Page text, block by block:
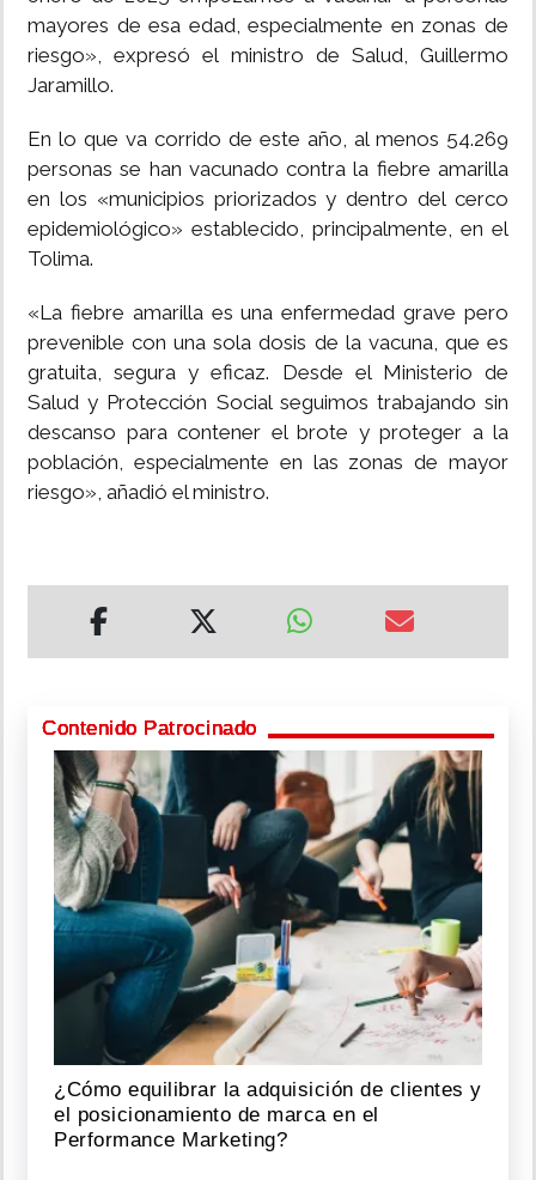
mayores de esa edad, especialmente en zonas de
riesgo», expresó el ministro de Salud, Guillermo
Jaramillo.
En lo que va corrido de este año, al menos 54.269
personas se han vacunado contra la fiebre amarilla
en los «municipios priorizados y dentro del cerco
epidemiológico» establecido, principalmente, en el
Tolima.
«La fiebre amarilla es una enfermedad grave pero
prevenible con una sola dosis de la vacuna, que es
gratuita, segura y eficaz. Desde el Ministerio de
Salud y Protección Social seguimos trabajando sin
descanso para contener el brote y proteger a la
población, especialmente en las zonas de mayor
riesgo», añadió el ministro.
Contenido Patrocinado
¿Cómo equilibrar la adquisición de clientes y
el posicionamiento de marca en el
Performance Marketing?